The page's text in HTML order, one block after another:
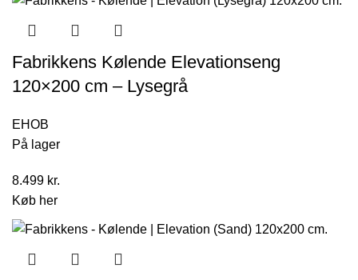
Fabrikkens Kølende Elevationseng
120×200 cm – Lysegrå
EHOB
På lager
8.499 kr.
Køb her